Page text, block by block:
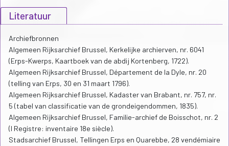
Literatuur
Archiefbronnen
Algemeen Rijksarchief Brussel, Kerkelijke archierven, nr. 6041
(Erps-Kwerps, Kaartboek van de abdij Kortenberg, 1722).
Algemeen Rijksarchief Brussel, Département de la Dyle, nr. 20
(telling van Erps, 30 en 31 maart 1796).
Algemeen Rijksarchief Brussel, Kadaster van Brabant, nr. 757, nr.
5 (tabel van classificatie van de grondeigendommen, 1835).
Algemeen Rijksarchief Brussel, Familie-archief de Boisschot, nr. 2
(I Registre: inventaire 18e siècle).
Stadsarchief Brussel, Tellingen Erps en Quarebbe, 28 vendémiaire